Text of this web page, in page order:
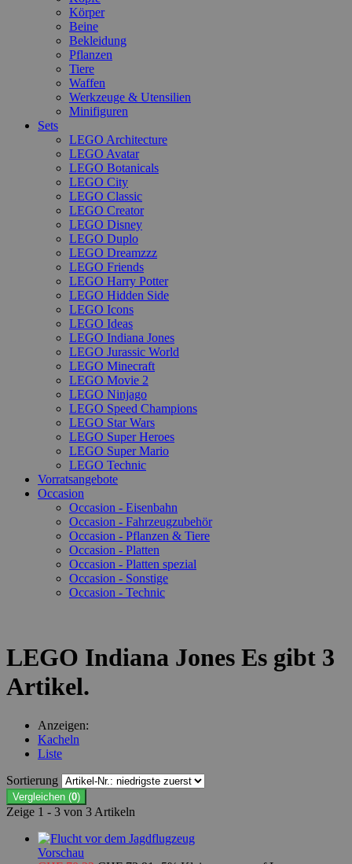
Körper
Beine
Bekleidung
Pflanzen
Tiere
Waffen
Werkzeuge & Utensilien
Minifiguren
Sets
LEGO Architecture
LEGO Avatar
LEGO Botanicals
LEGO City
LEGO Classic
LEGO Creator
LEGO Disney
LEGO Duplo
LEGO Dreamzzz
LEGO Friends
LEGO Harry Potter
LEGO Hidden Side
LEGO Icons
LEGO Ideas
LEGO Indiana Jones
LEGO Jurassic World
LEGO Minecraft
LEGO Movie 2
LEGO Ninjago
LEGO Speed Champions
LEGO Star Wars
LEGO Super Heroes
LEGO Super Mario
LEGO Technic
Vorratsangebote
Occasion
Occasion - Eisenbahn
Occasion - Fahrzeugzubehör
Occasion - Pflanzen & Tiere
Occasion - Platten
Occasion - Platten spezial
Occasion - Sonstige
Occasion - Technic
LEGO Indiana Jones Es gibt 3
Artikel.
Anzeigen:
Kacheln
Liste
Sortierung
Vergleichen (0)
Zeige 1 - 3 von 3 Artikeln
Vorschau